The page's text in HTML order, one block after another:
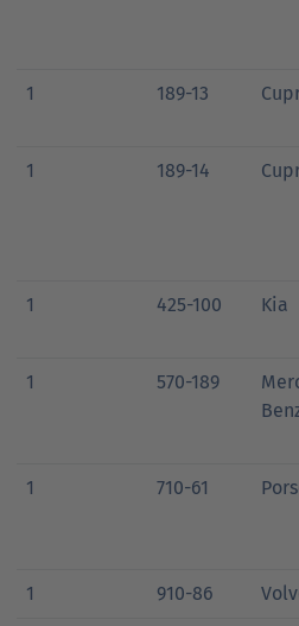
1 189-13
1 189-14
1 425-100 Kia
1 570-189
1 710-61
1 910-86